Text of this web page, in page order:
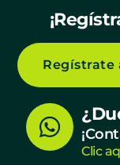
Regístrate
W
h
Clic